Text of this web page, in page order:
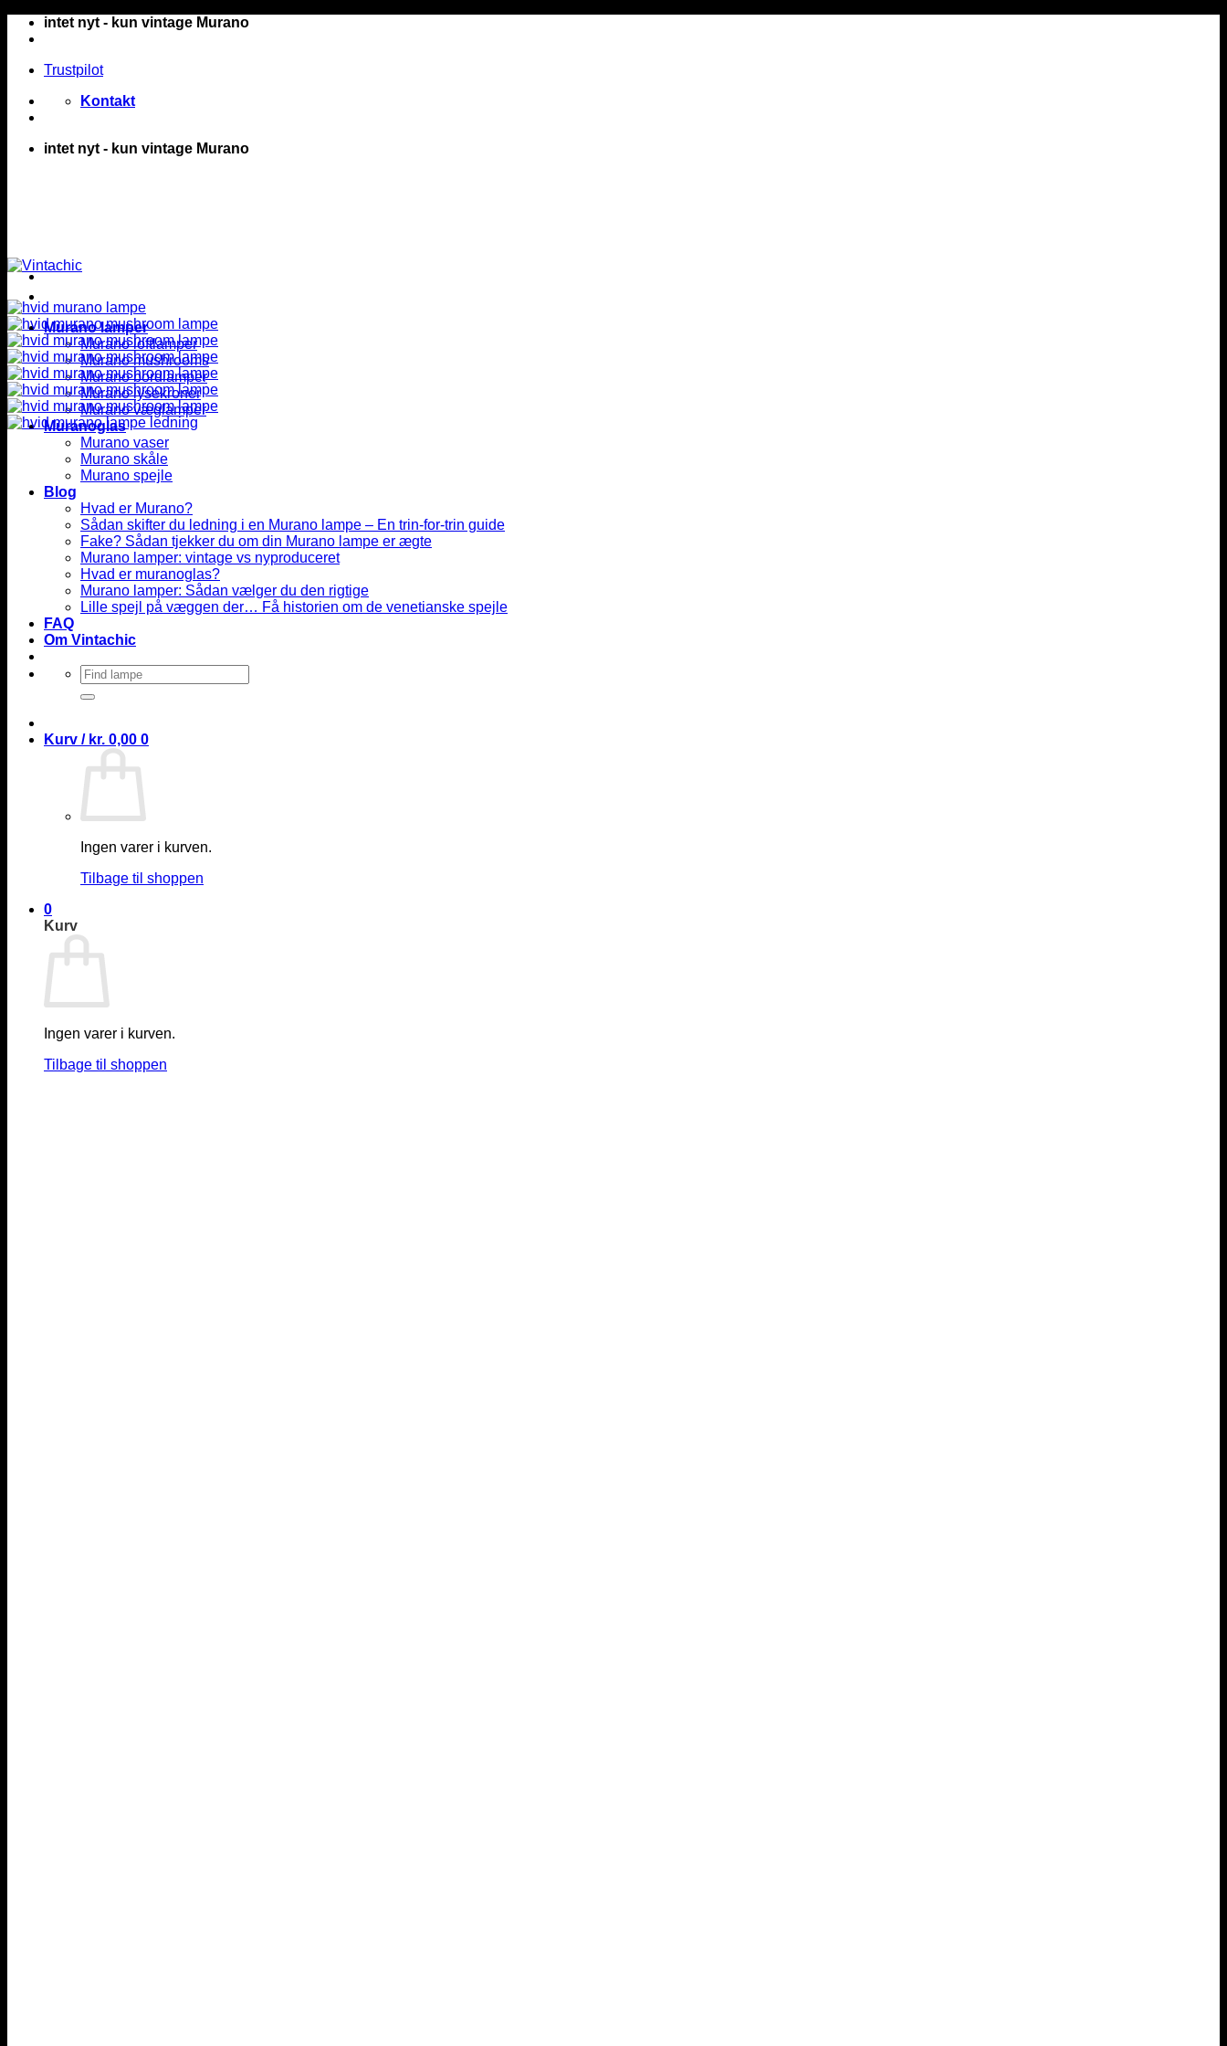
Fortsætintet nyt - kun vintage Murano
Trustpilot
Kontakt
intet nyt - kun vintage Murano
Murano lamper
Murano loftlamper
Murano mushrooms
Murano bordlamper
Murano lysekroner
Murano væglamper
Muranoglas
Murano vaser
Murano skåle
Murano spejle
Blog
Hvad er Murano?
Sådan skifter du ledning i en Murano lampe – En trin-for-trin guide
Fake? Sådan tjekker du om din Murano lampe er ægte
Murano lamper: vintage vs nyproduceret
Hvad er muranoglas?
Murano lamper: Sådan vælger du den rigtige
Lille spejl på væggen der… Få historien om de venetianske spejle
FAQ
Om Vintachic
Søg
efter:
Kurv / kr. 0,00 0
Ingen varer i kurven.
Tilbage til shoppen
0
Kurv
Ingen varer i kurven.
Tilbage til shoppen